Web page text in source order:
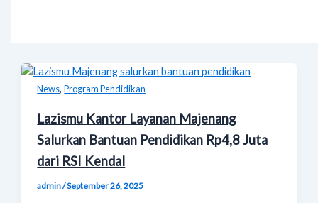
News,Program Pendidikan
Lazismu Kantor Layanan Majenang
Salurkan Bantuan Pendidikan Rp4,8 Juta
dari RSI Kendal
admin/September 26, 2025